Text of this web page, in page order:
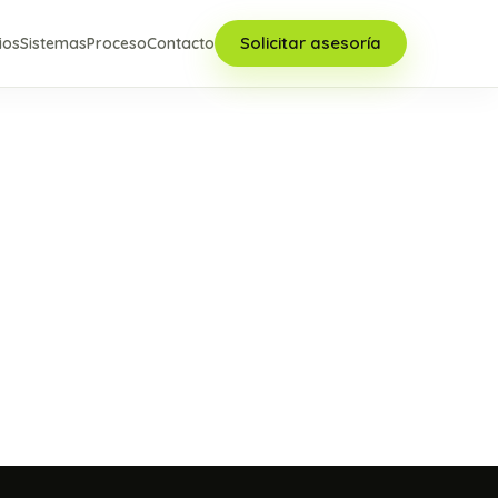
SistemasProcesoContacto Solicitar asesoría